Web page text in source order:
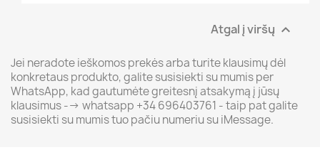
Atgal į viršų 
Jei neradote ieškomos prekės arba turite klausimų dėl
konkretaus produkto, galite susisiekti su mumis per
WhatsApp, kad gautumėte greitesnį atsakymą į jūsų
klausimus --> whatsapp +34 696403761 - taip pat galite
susisiekti su mumis tuo pačiu numeriu su iMessage.